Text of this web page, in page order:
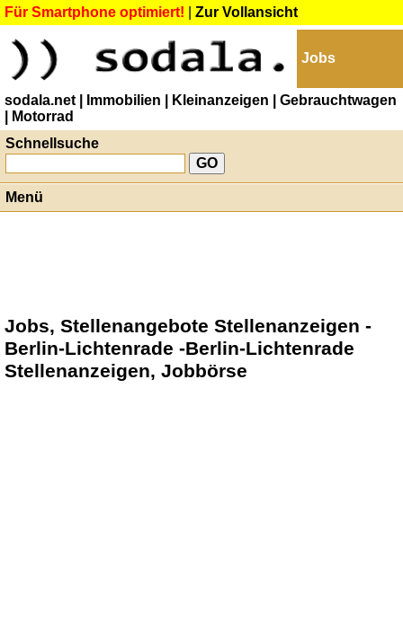
Für Smartphone optimiert! Zur Vollansicht
Jobs
sodala.net | Immobilien | Kleinanzeigen
| Gebrauchtwagen
| Motorrad
Schnellsuche
Menü
Jobs, Stellenangebote Stellenanzeigen -
Berlin-Lichtenrade -Berlin-Lichtenrade
Stellenanzeigen, Jobbörse